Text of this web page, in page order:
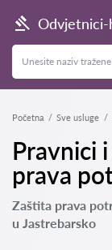
Odvjetnici-
Početna Sve usluge
Pravnici
prava
Zaštita prava
u Jastrebarsko